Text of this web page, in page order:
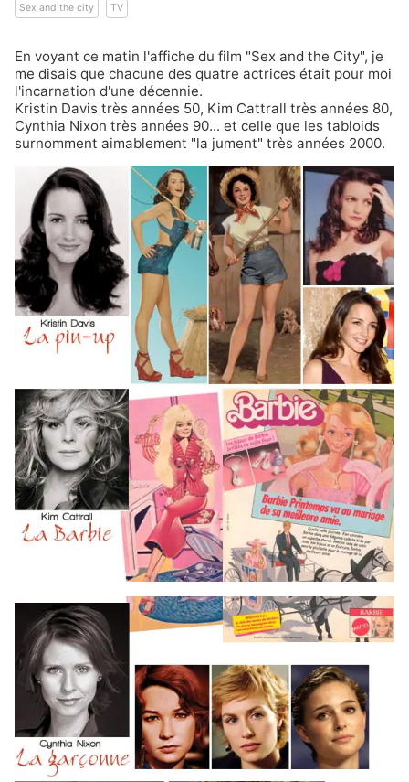
Sex and the city
TV
En voyant ce matin l'affiche du film "Sex and the City", je
me disais que chacune des quatre actrices était pour moi
l'incarnation d'une décennie.
Kristin Davis très années 50, Kim Cattrall très années 80,
Cynthia Nixon très années 90... et celle que les tabloids
surnomment aimablement "la jument" très années 2000.